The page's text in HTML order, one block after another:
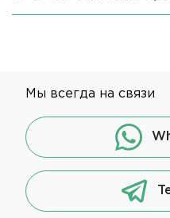
Мы всегда на связи